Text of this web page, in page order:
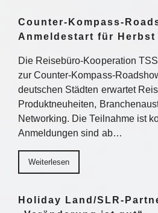
Counter-Kompass-
Anmeldestart für Herbst
Die Reisebüro-Kooperation
zur Counter-Kompass-
deutschen Städten erwartet
Produktneuheiten,
Networking. Die Teilnahme ist
Anmeldungen sind ab…
Weiterlesen
Holiday Land/SLR-